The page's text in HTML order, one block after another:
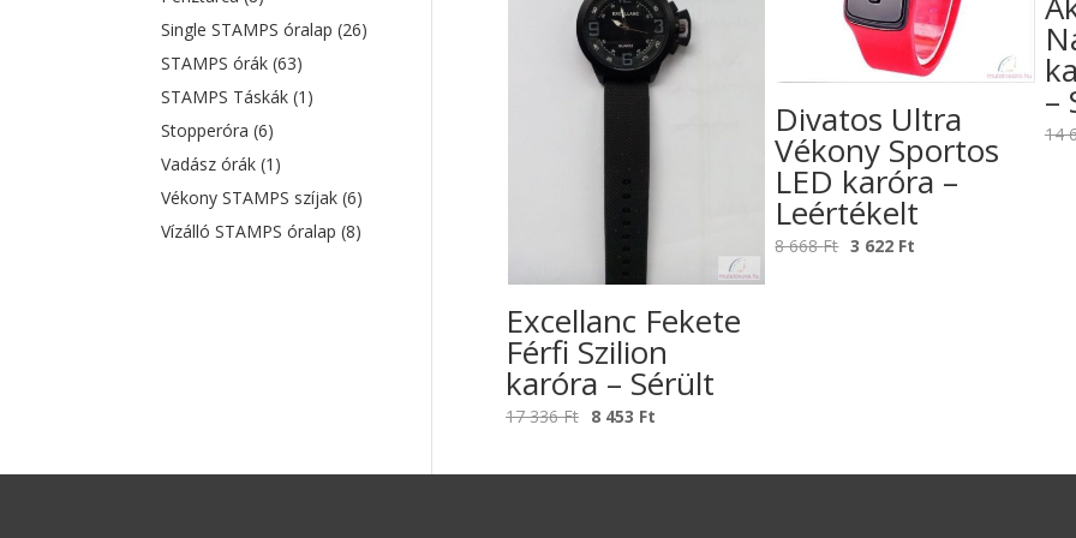
Excellanc Fekete
Férfi Szilion
karóra – Sérült
17 336Ft Original
was:
8 453 Ft
is:
Divatos Ultra
Vékony Sportos
LED karóra –
Leértékelt
8 668Ft Original
3 622 Ft
–
14
Single STAMPS óralap(26)
STAMPS órák(63)
STAMPS Táskák(1)
Stopperóra(6)
Vadász órák(1)
Vékony STAMPS szíjak(6)
Vízálló STAMPS óralap(8)